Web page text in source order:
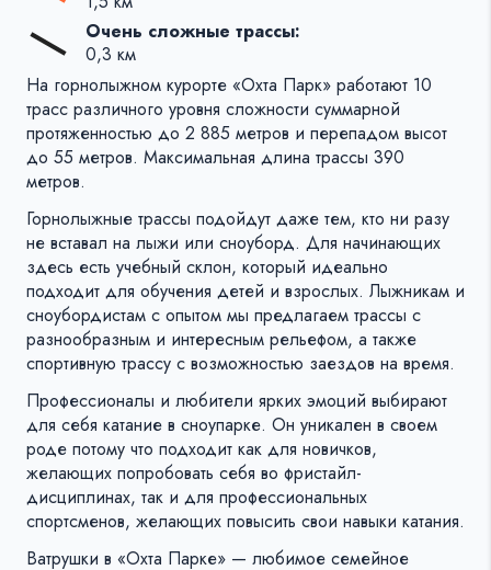
Очень сложные трассы:
0,3 км
На горнолыжном курорте «Охта Парк» работают 10
трасс различного уровня сложности суммарной
протяженностью до 2 885 метров и перепадом высот
до 55 метров. Максимальная длина трассы 390
метров.
Горнолыжные трассы подойдут даже тем, кто ни разу
не вставал на лыжи или сноуборд. Для начинающих
здесь есть учебный склон, который идеально
подходит для обучения детей и взрослых. Лыжникам и
сноубордистам с опытом мы предлагаем трассы с
разнообразным и интересным рельефом, а также
спортивную трассу с возможностью заездов на время.
Профессионалы и любители ярких эмоций выбирают
для себя катание в сноупарке. Он уникален в своем
роде потому что подходит как для новичков,
желающих попробовать себя во фристайл-
дисциплинах, так и для профессиональных
спортсменов, желающих повысить свои навыки катания.
Ватрушки в «Охта Парке» — любимое семейное